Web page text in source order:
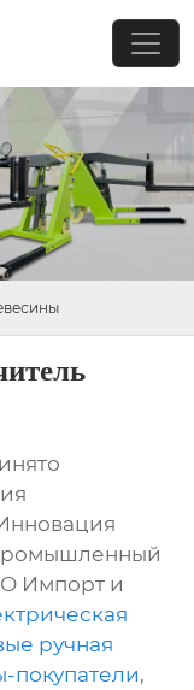
Импорт и
ручная
покупатели,